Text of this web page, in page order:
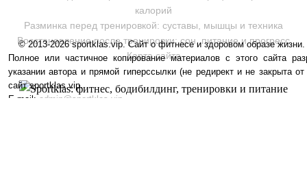
калорий
Разминка перед тренировкой: суставы, мышцы и техника
Восстановление после тренировки: сон, питание и прогресс
Карта сайта
© 2013-2026 sportklas.vip. Сайт о фитнесе и здоровом образе
Полное или частичное копирование материалов с этого сайта
указании автора и прямой гиперссылки (не редирект и не закрыта
сайт sportklas.vip.
E-mail: admin@sportklas.vip